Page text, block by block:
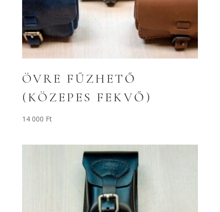
ÖVRE FŰZHETŐ
(KÖZEPES FEKVŐ)
14 000 Ft